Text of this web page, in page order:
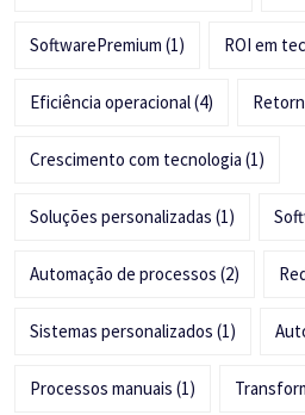
SoftwarePremium (1) ROI em
Eficiência operacional(4)
Crescimento com tecnologia (1)
Soluções personalizadas (1)
Automação de processos (2)
Sistemas personalizados (1)
Processos manuais (1)